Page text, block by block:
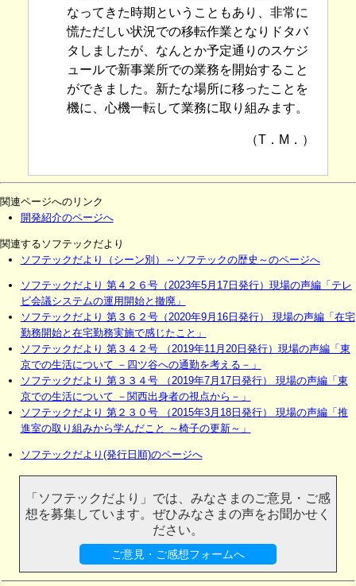
なってきた時期ということもあり、非常に
慌ただしい状況での移転作業となりドタバ
タしましたが、なんとか予定通りのスケジ
ュールで新事業所での業務を開始すること
ができました。新たな場所に移ったことを
機に、心機一転して業務に取り組みます。
（T．M．）
関連ページへのリンク
開発紹介のページへ
関連するソフテックだより
ソフテックだより（シーン別）～ソフテックの歴史～のページへ
ソフテックだより 第４２６号（2023年5月17日発行）現場の声編「テレ
ビ会議システムの運用開始と撤廃」
ソフテックだより 第３６２号（2020年9月16日発行） 現場の声編「在宅
勤務開始と在宅勤務実施で感じたこと」
ソフテックだより 第３４２号 （2019年11月20日発行）現場の声編「東
京での生活について －四ツ谷への通勤を考える－」
ソフテックだより 第３３４号 （2019年7月17日発行） 現場の声編「東
京での生活について －関西出身者の視点から－」
ソフテックだより 第２３０号 （2015年3月18日発行） 現場の声編「推
進室の取り組みから学んだこと ～椅子の更新～」
ソフテックだより(発行日順)のページへ
「ソフテックだより」では、みなさまのご意見・ご感
想を募集しています。ぜひみなさまの声をお聞かせく
ださい。
ご意見・ご感想フォームへ